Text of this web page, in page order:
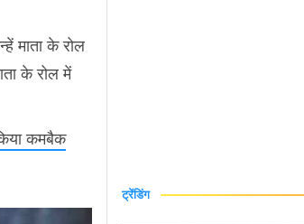
माता के रोल
के रोल में
कमबैक
ट्रेंडिंग